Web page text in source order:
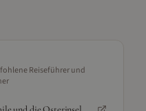
Reiseführer und